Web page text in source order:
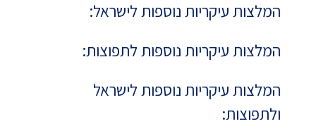
המלצות עיקריות נוספות לישראל:
המלצות עיקריות נוספות לתפוצות:
המלצות עיקריות נוספות לישראל
ולתפוצות: